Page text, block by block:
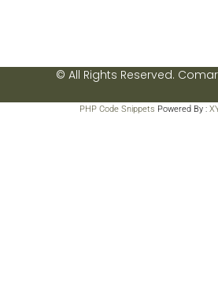
© All Rights Reserved.
PHP Code Snippets Powered By :